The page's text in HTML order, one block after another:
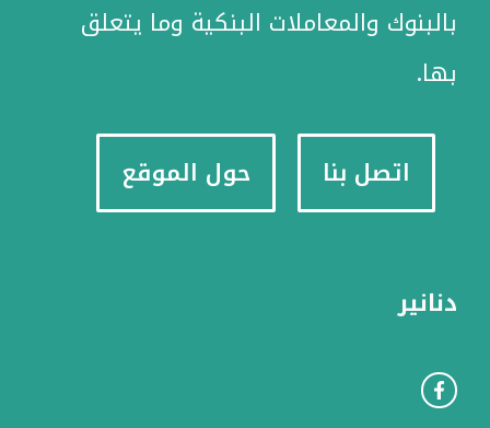
بالبنوك والمعاملات البنكية وما يتعلق
بها.
اتصل بنا حول الموقع
دنانير